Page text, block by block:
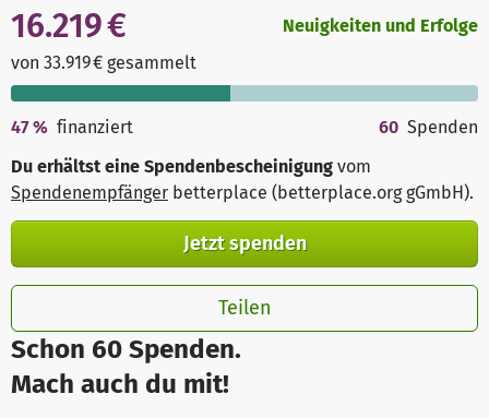
Schon 60 Spenden.
Mach auch du mit!
16.219 €
von 33.919 € gesammelt
Neuigkeiten und Erfolge
47% finanziert 60 Spenden
Du erhältst eine Spendenbescheinigung vom
Spendenempfänger betterplace (betterplace.org gGmbH).
Jetzt spenden
Teilen